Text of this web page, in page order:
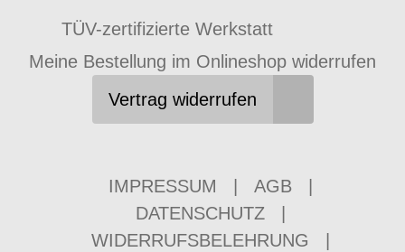
TÜV-zertifizierte Werkstatt
Meine Bestellung im Onlineshop widerrufen
Vertrag widerrufen
IMPRESSUM AGB
DATENSCHUTZ
WIDERRUFSBELEHRUNG